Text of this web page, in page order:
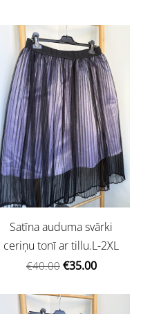
Satīna auduma svārki
ceriņu tonī ar tillu.L-2XL
€40.00 €35.00